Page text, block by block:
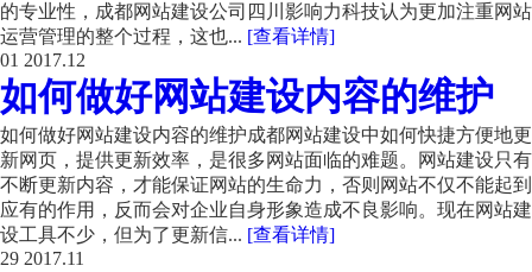
的专业性，成都网站建设公司四川影响力科技认为更加注重网站
运营管理的整个过程，这也... [查看详情]
01 2017.12
如何做好网站建设内容的维护
如何做好网站建设内容的维护成都网站建设中如何快捷方便地更
新网页，提供更新效率，是很多网站面临的难题。网站建设只有
不断更新内容，才能保证网站的生命力，否则网站不仅不能起到
应有的作用，反而会对企业自身形象造成不良影响。现在网站建
设工具不少，但为了更新信... [查看详情]
29 2017.11